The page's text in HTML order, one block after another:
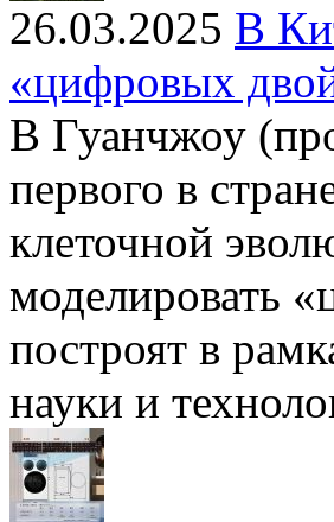
26.03.2025 В
«цифровых
В Гуанчжоу
первого в
клеточной
моделировать
построят в
науки и